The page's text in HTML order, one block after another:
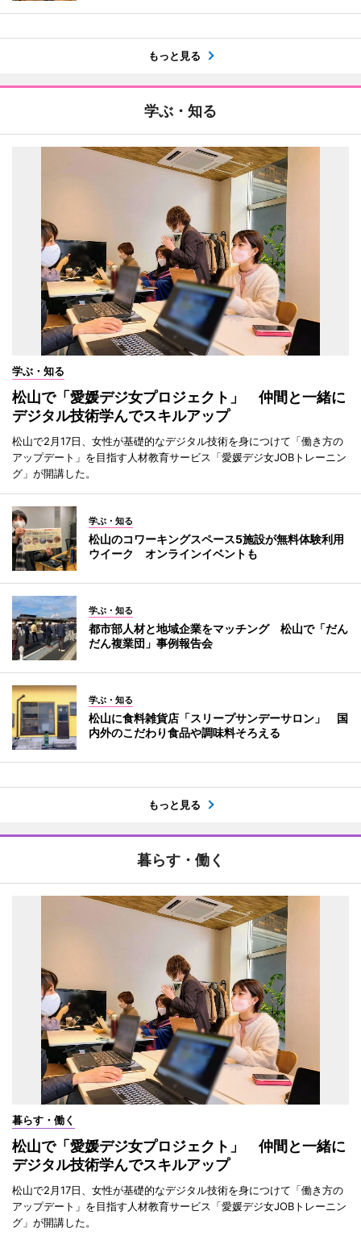
もっと見る
学ぶ・知る
学ぶ・知る
松山で「愛媛デジ女プロジェクト」 仲間と一緒に
デジタル技術学んでスキルアップ
松山で2月17日、女性が基礎的なデジタル技術を身につけて「働き方の
アップデート」を目指す人材教育サービス「愛媛デジ女JOBトレーニン
グ」が開講した。
学ぶ・知る
松山のコワーキングスペース5施設が無料体験利用
ウイーク オンラインイベントも
学ぶ・知る
都市部人材と地域企業をマッチング 松山で「だん
だん複業団」事例報告会
学ぶ・知る
松山に食料雑貨店「スリープサンデーサロン」 国
内外のこだわり食品や調味料そろえる
もっと見る
暮らす・働く
暮らす・働く
松山で「愛媛デジ女プロジェクト」 仲間と一緒に
デジタル技術学んでスキルアップ
松山で2月17日、女性が基礎的なデジタル技術を身につけて「働き方の
アップデート」を目指す人材教育サービス「愛媛デジ女JOBトレーニン
グ」が開講した。